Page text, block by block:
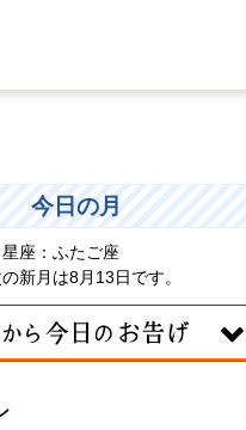
今日の月
星座：ふたご座
新月は8月13日です。
ギーを放出する日。日々の活